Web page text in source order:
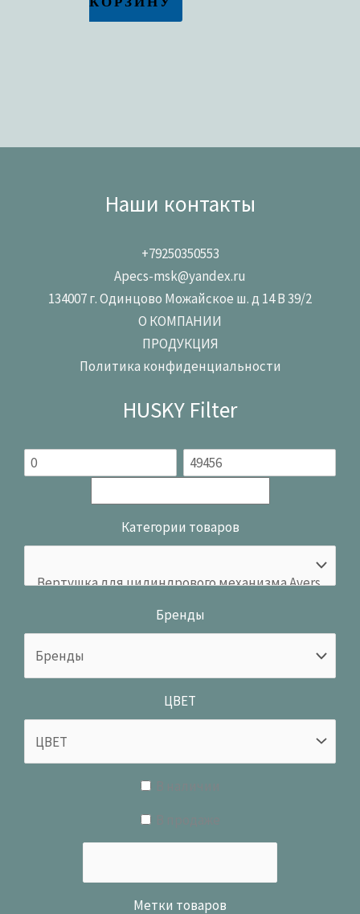
Наши контакты
+79250350553
Apecs-msk@yandex.ru
134007 г. Одинцово Можайское ш. д 14 В 39/2
О КОМПАНИИ
ПРОДУКЦИЯ
Политика конфиденциальности
HUSKY Filter
Категории товаров
Бренды
ЦВЕТ
Метки товаров